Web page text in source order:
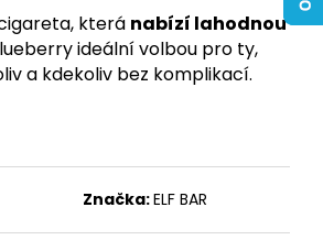
která nabízí lahodnou
ideální volbou pro ty,
a kdekoliv bez komplikací.
Značka:ELF BAR